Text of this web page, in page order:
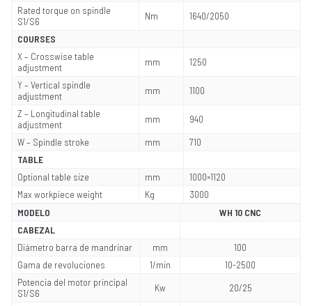
Rated torque on spindle
S1/S6
Nm
1640/2050
COURSES
X – Crosswise table
adjustment
mm
1250
Y – Vertical spindle
adjustment
mm
1100
Z – Longitudinal table
adjustment
mm
940
W – Spindle stroke
mm
710
TABLE
Optional table size
mm
1000×1120
Max workpiece weight
Kg
3000
MODELO
WH 10 CNC
CABEZAL
Diámetro barra de mandrinar
mm
100
Gama de revoluciones
1/min
10-2500
Potencia del motor principal
S1/S6
Kw
20/25